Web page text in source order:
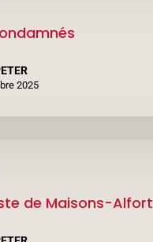
2025
de Maisons-Alfort